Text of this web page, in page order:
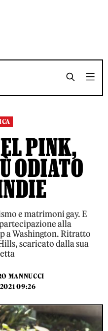
SHARE
SHARE
PINK,
ODIATO
e matrimoni gay. E
alla
a Washington. Ritratto
scaricato dalla sua
MANNUCCI
09:26